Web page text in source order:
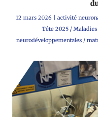
12 mars 2026 activité
Tête 2025/
neurodéveloppementales/